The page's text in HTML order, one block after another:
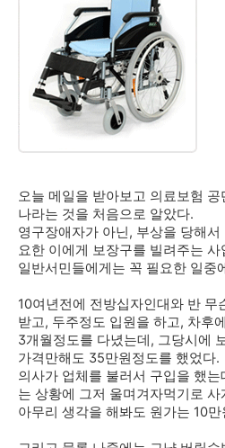
오늘 메일을 받아보고 의료보험
나라는 것을 처음으로 알았다.
영구장애자가 아닌, 부상을 당해
요한 이에게 보장구를 빌려주는 사
일반서민들에게는 꼭 필요한 일중
10여년전에 전방십자인대와 반 무
받고, 두주정도 입원을 하고, 차후
3개월정도를 다녔는데, 그당시에
가격만해도 35만원정도를 했었다.
의사가 업체를 불러서 구입을 했
는 상황에 그저 울며겨자먹기로 사
아무리 생각을 해봐도 원가는 10